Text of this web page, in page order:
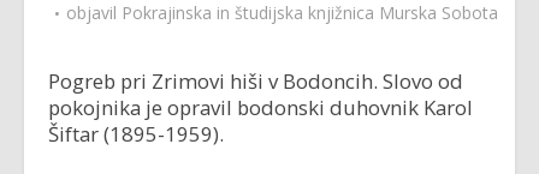
objavil Pokrajinska in študijska knjižnica Murska Sobota
Pogreb pri Zrimovi hiši v Bodoncih. Slovo od
pokojnika je opravil bodonski duhovnik Karol
Šiftar (1895-1959).